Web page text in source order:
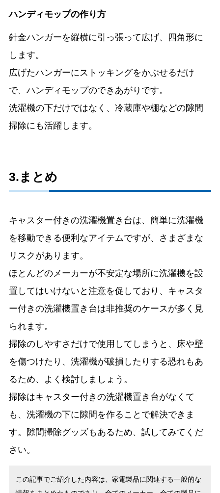
ハンディモップの作り方
針金ハンガーを縦横に引っ張って広げ、四角形に
します。
広げたハンガーにストッキングをかぶせるだけ
で、ハンディモップのできあがりです。
洗濯機の下だけではなく、冷蔵庫や棚などの隙間
掃除にも活躍します。
3.まとめ
キャスター付きの洗濯機置き台は、簡単に洗濯機
を移動できる便利なアイテムですが、さまざまな
リスクがあります。
ほとんどのメーカーが不安定な場所に洗濯機を設
置してはいけないと注意を促しており、キャスタ
ー付きの洗濯機置き台は非推奨のケースが多く見
られます。
掃除のしやすさだけで使用してしまうと、床や壁
を傷つけたり、洗濯機が破損したりする恐れもあ
るため、よく検討しましょう。
掃除はキャスター付きの洗濯機置き台がなくて
も、洗濯機の下に隙間を作ることで解決できま
す。隙間掃除グッズもあるため、試してみてくだ
さい。
この記事でご紹介した内容は、家電製品に関連する一般的な